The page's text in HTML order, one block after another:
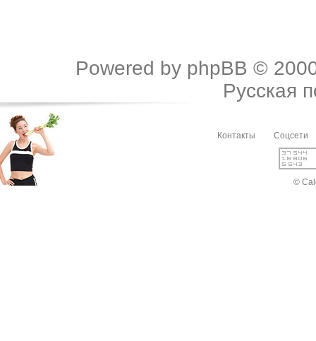
Powered by phpBB ©
Русская
Контакты Соцсети
©